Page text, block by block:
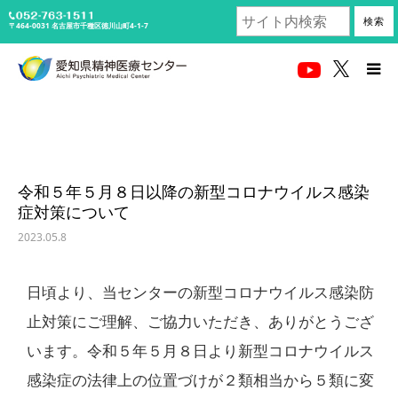
〒464-0031 名古屋市千種区徳川山町4-1-7 検索
令和５年５月８日以降の新型コロナウイルス感染
症対策について
2023.05.8
日頃より、当センターの新型コロナウイルス感染防
止対策にご理解、ご協力いただき、ありがとうござ
います。令和５年５月８日より新型コロナウイルス
感染症の法律上の位置づけが２類相当から５類に変
受診される方へ
採用情報